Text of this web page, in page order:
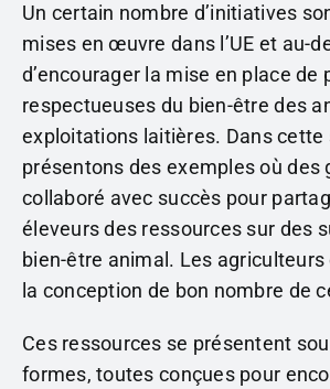
Un certain nombre d’initiatives
mises en œuvre dans l’UE et au-
d’encourager la mise en place de
respectueuses du bien-être des
exploitations laitières. Dans cette
présentons des exemples où des
collaboré avec succès pour
éleveurs des ressources sur des
bien-être animal. Les
la conception de bon nombre de
Ces ressources se présentent
formes, toutes conçues pour